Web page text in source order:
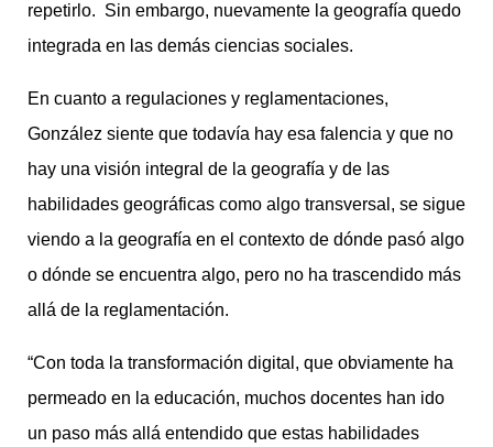
repetirlo. Sin embargo, nuevamente la geografía quedo
integrada en las demás ciencias sociales.
En cuanto a regulaciones y reglamentaciones,
González siente que todavía hay esa falencia y que no
hay una visión integral de la geografía y de las
habilidades geográficas como algo transversal, se sigue
viendo a la geografía en el contexto de dónde pasó algo
o dónde se encuentra algo, pero no ha trascendido más
allá de la reglamentación.
“Con toda la transformación digital, que obviamente ha
permeado en la educación, muchos docentes han ido
un paso más allá entendido que estas habilidades